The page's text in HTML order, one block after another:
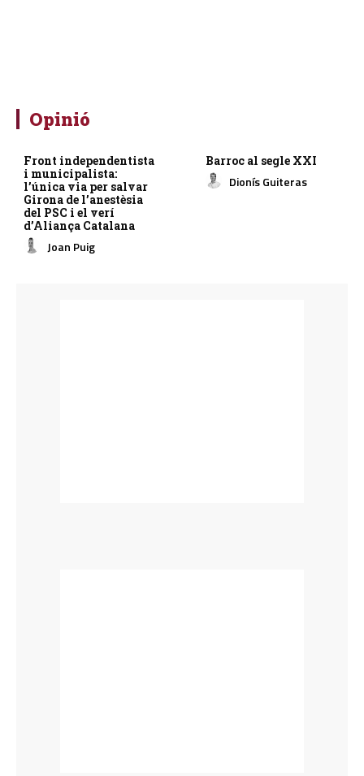
Opinió
Front independentista
i municipalista:
l’única via per salvar
Girona de l’anestèsia
del PSC i el verí
d’Aliança Catalana
Joan Puig
Barroc al segle XXI
Dionís Guiteras